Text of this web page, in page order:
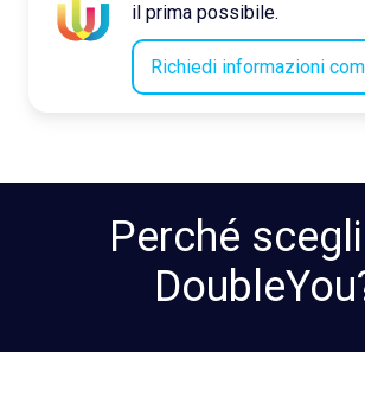
il prima possibile.
Richiedi informazioni
Perché